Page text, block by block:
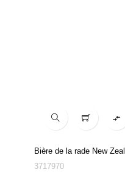

Bière de la rade New
3717970